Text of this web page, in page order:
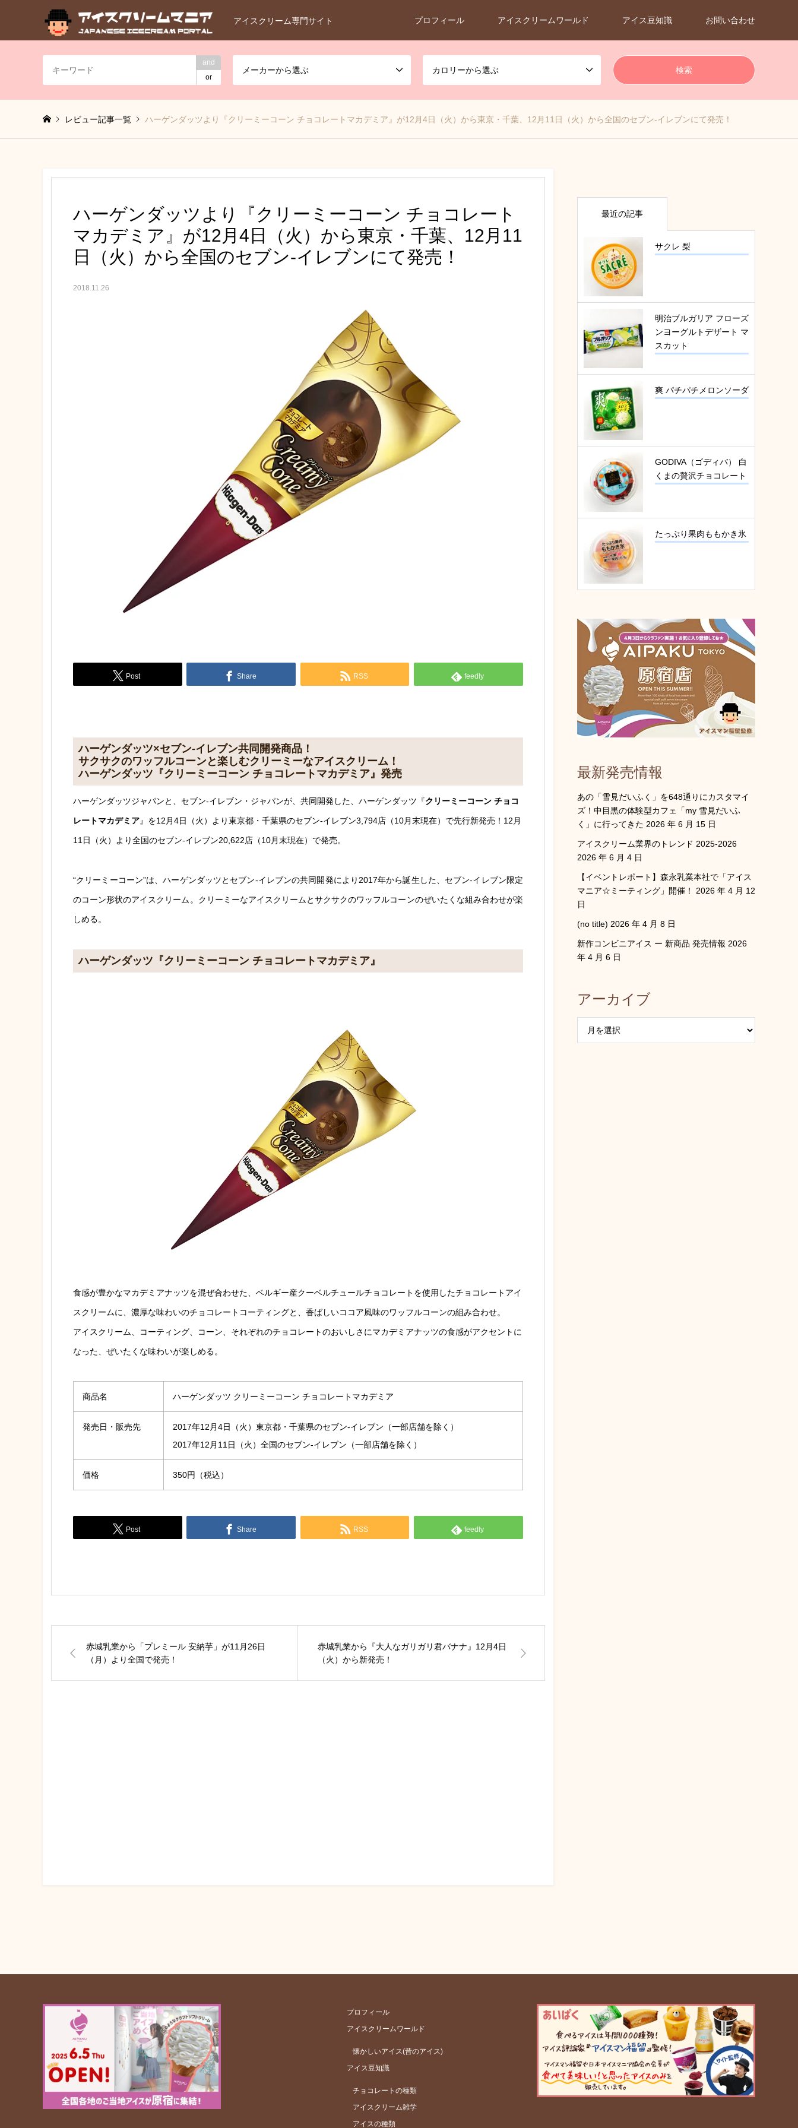
アイスクリーム専門サイト プロフィール アイスクリームワールド アイス豆知識 お問い合わせ
and
or
メーカーから選ぶ カロリーから選ぶ
レビュー記事一覧 ハーゲンダッツより『クリーミーコーン チョコレートマカデミア』が12月4日（火）から東京・千葉、12月11日（火）から全国のセブン-イレブンにて発売！
ハーゲンダッツより『クリーミーコーン チョコレート
マカデミア』が12月4日（火）から東京・千葉、12月11
日（火）から全国のセブン-イレブンにて発売！
2018.11.26
Post Share RSS feedly
ハーゲンダッツ×セブン-イレブン共同開発商品！
サクサクのワッフルコーンと楽しむクリーミーなアイスクリーム！
ハーゲンダッツ『クリーミーコーン チョコレートマカデミア』発売
ハーゲンダッツジャパンと、セブン-イレブン・ジャパンが、共同開発した、ハーゲンダッツ『クリーミーコーン チョコ
レートマカデミア』を12月4日（火）より東京都・千葉県のセブン-イレブン3,794店（10月末現在）で先行新発売！12月
11日（火）より全国のセブン-イレブン20,622店（10月末現在）で発売。
“クリーミーコーン”は、ハーゲンダッツとセブン-イレブンの共同開発により2017年から誕生した、セブン-イレブン限定
のコーン形状のアイスクリーム。クリーミーなアイスクリームとサクサクのワッフルコーンのぜいたくな組み合わせが楽
しめる。
ハーゲンダッツ『クリーミーコーン チョコレートマカデミア』
食感が豊かなマカデミアナッツを混ぜ合わせた、ベルギー産クーベルチュールチョコレートを使用したチョコレート アイ
スクリームに、濃厚な味わいのチョコレートコーティングと、香ばしいココア風味のワッフルコーンの組み合わせ。
アイスクリーム、コーティング、コーン、 それぞれのチョコレートのおいしさにマカデミアナッツの食感がアクセントに
なった、 ぜいたくな味わいが楽しめる。
商品名 ハーゲンダッツ クリーミーコーン チョコレートマカデミア
発売日・販売先
2017年12月4日（火）東京都・千葉県のセブン-イレブン（一部店舗を除く）
2017年12月11日（火）全国のセブン-イレブン（一部店舗を除く）
価格 350円（税込）
Post Share RSS feedly
赤城乳業から「プレミール 安納芋」が11月26日
（月）より全国で発売！
赤城乳業から『大人なガリガリ君バナナ』12月4日
（火）から新発売！
最近の記事
サクレ 梨
明治ブルガリア フローズ
ンヨーグルトデザート マ
スカット
爽 パチパチメロンソーダ
GODIVA（ゴディバ） 白
くまの贅沢チョコレート
たっぷり果肉ももかき氷
最新発売情報
あの「雪見だいふく」を648通りにカスタマイ
ズ！中目黒の体験型カフェ「my 雪見だいふ
く」に行ってきた 2026 年 6 月 15 日
アイスクリーム業界のトレンド 2025-2026
2026 年 6 月 4 日
【イベントレポート】森永乳業本社で「アイス
マニア☆ミーティング」開催！
2026 年 4 月 12
日
(no title) 2026 年 4 月 8 日
新作コンビニアイス ー 新商品 発売情報 2026
年 4 月 6 日
アーカイブ
プロフィール
アイスクリームワールド
懐かしいアイス(昔のアイス)
アイス豆知識
チョコレートの種類
アイスクリーム雑学
アイスの種類